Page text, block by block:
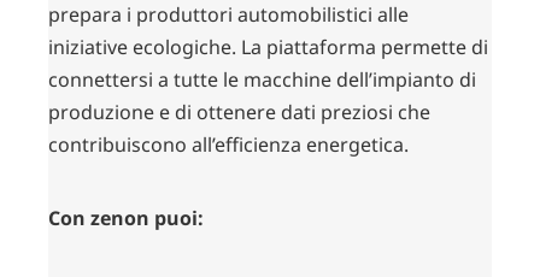
prepara i produttori automobilistici alle
iniziative ecologiche. La piattaforma permette di
connettersi a tutte le macchine dell’impianto di
produzione e di ottenere dati preziosi che
contribuiscono all’efficienza energetica.
Con zenon puoi: